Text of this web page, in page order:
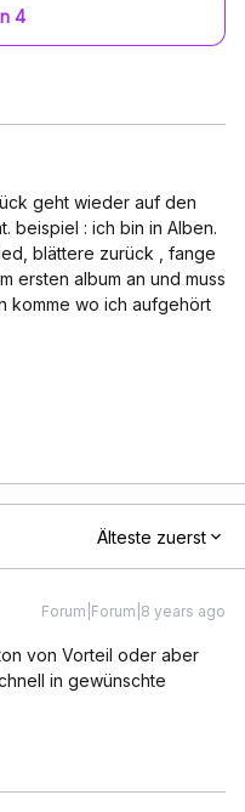
4
geht wieder auf den
beispiel : ich bin in Alben.
blättere zurück , fange
ersten album an und muss
komme wo ich aufgehört
Älteste zuerst
Forum|Forum|8 years ago
von Vorteil oder aber
in gewünschte